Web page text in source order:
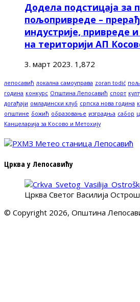
Додела подстицаја за
пољопривреде –
индустрије, привреде
на територији АП
3. март 2023. 1,872
лепосавић локална самоуправа zoran todić
година конкурс Општина Лепосавић спорт
догађаји омладински клуб српска нова година
општине божић образовање изградња сабор
Канцеларија за Косово и Метохију
Црква у Лепосавићу
Црква Светог Василија
© Copyright 2026, Општина